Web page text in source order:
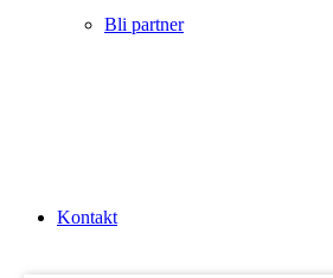
Bli partner
Kontakt